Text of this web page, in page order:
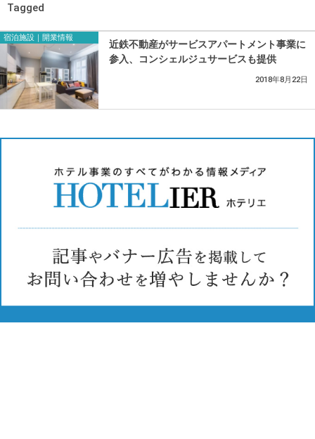
Tagged
宿泊施設｜開業情報
近鉄不動産がサービスアパートメント事業に
参入、コンシェルジュサービスも提供
2018年8月22日